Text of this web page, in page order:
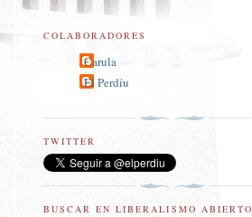
COLABORADORES
Carula
El Perdíu
TWITTER
BUSCAR EN LIBERALISMO ABIERTO